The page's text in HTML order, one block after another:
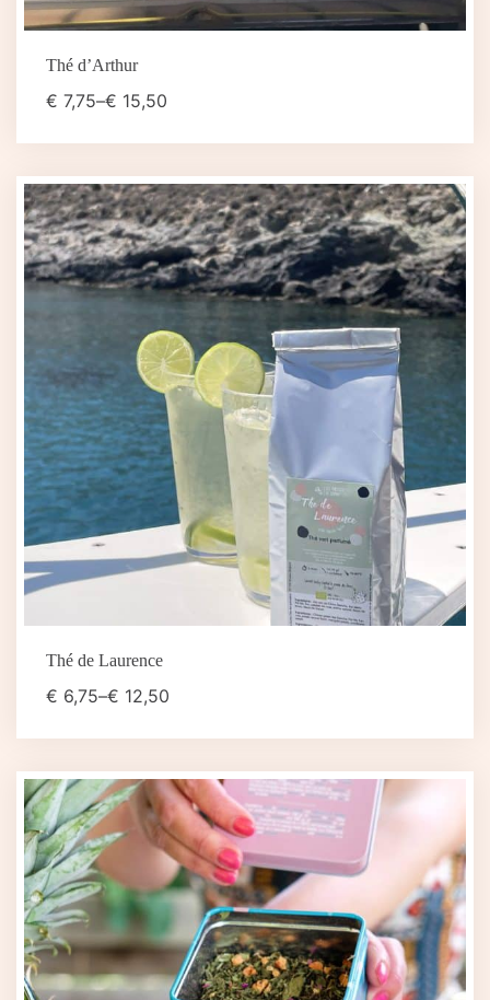
Thé d’Arthur
€ 7,75–€ 15,50
Thé de Laurence
€ 6,75–€ 12,50